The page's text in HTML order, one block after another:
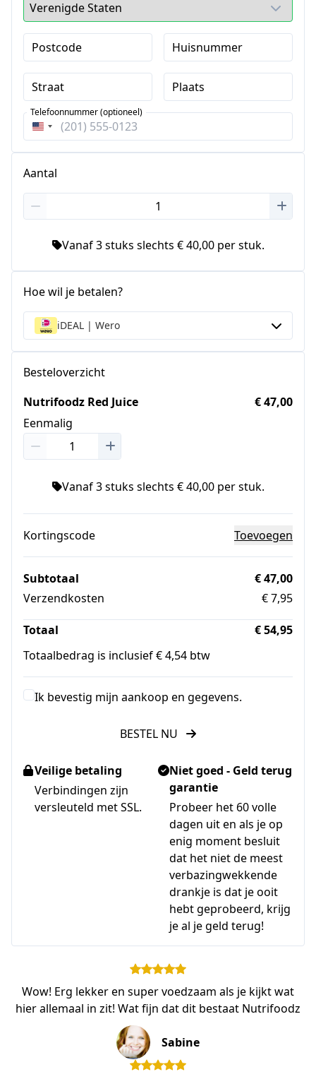
Postcode Huisnummer
Straat Plaats
Verenigde
Telefoonnummer (optioneel)
Aantal
Vanaf 3 stuks slechts € 40,00 per stuk.
Hoe wil je betalen?
iDEAL | Wero
Besteloverzicht
Nutrifoodz Red Juice
Eenmalig
€ 47,00
Vanaf 3 stuks slechts € 40,00 per stuk.
Kortingscode Toevoegen
Subtotaal
€ 47,00
Verzendkosten
€ 7,95
Totaal
€ 54,95
Totaalbedrag is inclusief € 4,54 btw
Ik bevestig mijn aankoop en gegevens.
BESTEL NU
Veilige betaling
Verbindingen zijn
versleuteld met SSL.
Niet goed - Geld terug
garantie
Probeer het 60 volle
dagen uit en als je op
enig moment besluit
dat het niet de meest
verbazingwekkende
drankje is dat je ooit
hebt geprobeerd, krijg
je al je geld terug!
Wow! Erg lekker en super voedzaam als je kijkt wat
hier allemaal in zit! Wat fijn dat dit bestaat Nutrifoodz
Sabine